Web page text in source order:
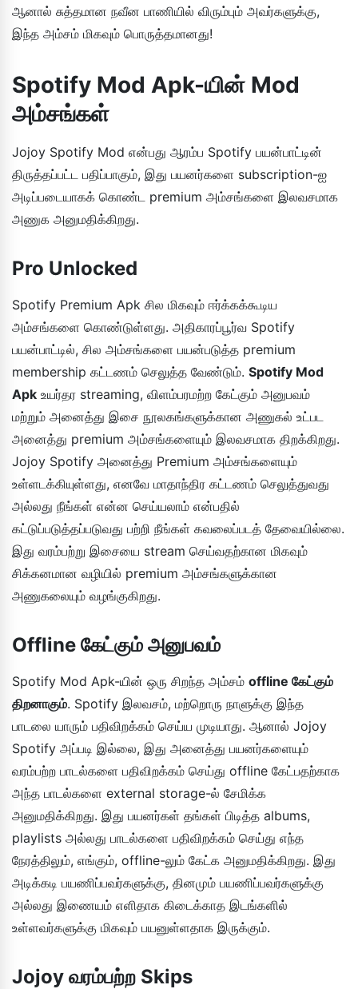
ஆனால் சுத்தமான நவீன பாணியில் விரும்பும் அவர்களுக்கு,
இந்த அம்சம் மிகவும் பொருத்தமானது!
Spotify Mod Apk-யின் Mod
அம்சங்கள்
Jojoy Spotify Mod என்பது ஆரம்ப Spotify பயன்பாட்டின்
திருத்தப்பட்ட பதிப்பாகும், இது பயனர்களை subscription-ஐ
அடிப்படையாகக் கொண்ட premium அம்சங்களை இலவசமாக
அணுக அனுமதிக்கிறது.
Pro Unlocked
Spotify Premium Apk சில மிகவும் ஈர்க்கக்கூடிய
அம்சங்களை கொண்டுள்ளது. அதிகாரப்பூர்வ Spotify
பயன்பாட்டில், சில அம்சங்களை பயன்படுத்த premium
membership கட்டணம் செலுத்த வேண்டும். Spotify Mod
Apk உயர்தர streaming, விளம்பரமற்ற கேட்கும் அனுபவம்
மற்றும் அனைத்து இசை நூலகங்களுக்கான அணுகல் உட்பட
அனைத்து premium அம்சங்களையும் இலவசமாக திறக்கிறது.
Jojoy Spotify அனைத்து Premium அம்சங்களையும்
உள்ளடக்கியுள்ளது, எனவே மாதாந்திர கட்டணம் செலுத்துவது
அல்லது நீங்கள் என்ன செய்யலாம் என்பதில்
கட்டுப்படுத்தப்படுவது பற்றி நீங்கள் கவலைப்படத் தேவையில்லை.
இது வரம்பற்று இசையை stream செய்வதற்கான மிகவும்
சிக்கனமான வழியில் premium அம்சங்களுக்கான
அணுகலையும் வழங்குகிறது.
Offline கேட்கும் அனுபவம்
Spotify Mod Apk-யின் ஒரு சிறந்த அம்சம் offline கேட்கும்
திறனாகும். Spotify இலவசம், மற்றொரு நாளுக்கு இந்த
பாடலை யாரும் பதிவிறக்கம் செய்ய முடியாது. ஆனால் Jojoy
Spotify அப்படி இல்லை, இது அனைத்து பயனர்களையும்
வரம்பற்ற பாடல்களை பதிவிறக்கம் செய்து offline கேட்பதற்காக
அந்த பாடல்களை external storage-ல் சேமிக்க
அனுமதிக்கிறது. இது பயனர்கள் தங்கள் பிடித்த albums,
playlists அல்லது பாடல்களை பதிவிறக்கம் செய்து எந்த
நேரத்திலும், எங்கும், offline-லும் கேட்க அனுமதிக்கிறது. இது
அடிக்கடி பயணிப்பவர்களுக்கு, தினமும் பயணிப்பவர்களுக்கு
அல்லது இணையம் எளிதாக கிடைக்காத இடங்களில்
உள்ளவர்களுக்கு மிகவும் பயனுள்ளதாக இருக்கும்.
Jojoy வரம்பற்ற Skips